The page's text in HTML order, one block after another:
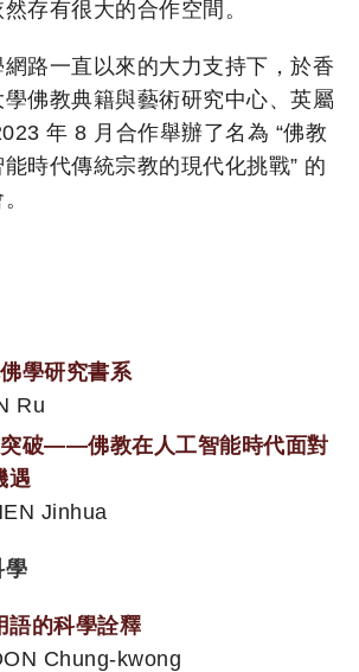
存有很大的合作空間。
路一直以來的大力支持下，於香
佛教典籍與藝術研究中心、英屬
年 8 月合作舉辦了名為 “佛教
時代傳統宗教的現代化挑戰” 的
學研究書系
Ru
破——佛教在人工智能時代面對
遇
Jinhua
學
的科學詮釋
Chung-kwong